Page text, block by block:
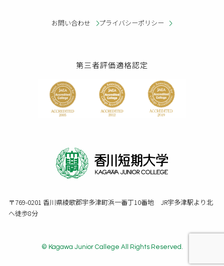
お問い合わせ プライバシーポリシー
第三者評価適格認定
〒769-0201 香川県綾歌郡宇多津町浜一番丁10番地 JR宇多津駅より北
へ徒歩8分
© Kagawa Junior Callege All Rights Reserved.